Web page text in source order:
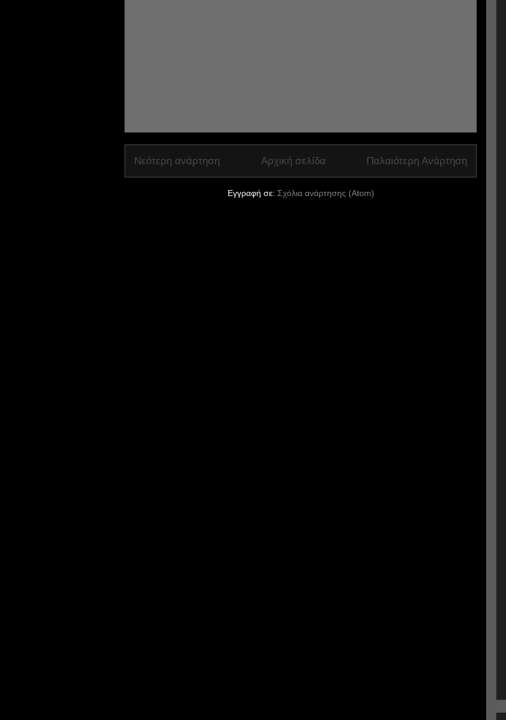
Νεότερη ανάρτηση Παλαιότερη Ανάρτηση
Αρχική σελίδα
Εγγραφή σε: Σχόλια ανάρτησης (Atom)